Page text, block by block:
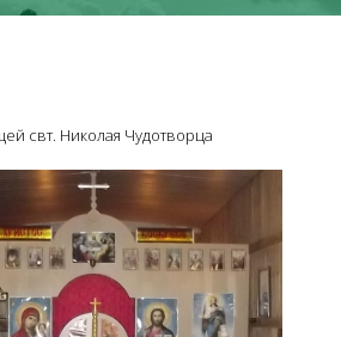
свт. Николая Чудотворца